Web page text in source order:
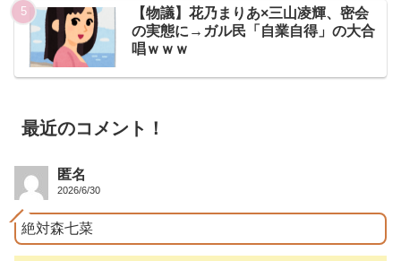
【物議】花乃まりあ×三山凌輝、密会
の実態に→ガル民「自業自得」の大合
唱ｗｗｗ
最近のコメント！
匿名
2026/6/30
絶対森七菜